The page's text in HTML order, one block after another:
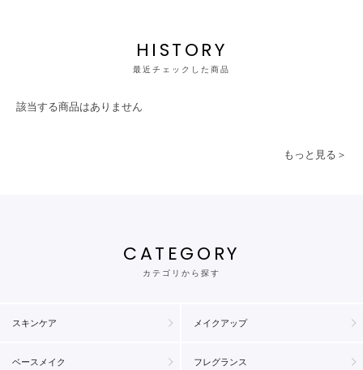
HISTORY
最近チェックした商品
該当する商品はありません
もっと見る＞
CATEGORY
カテゴリから探す
スキンケア メイクアップ
ベースメイク フレグランス